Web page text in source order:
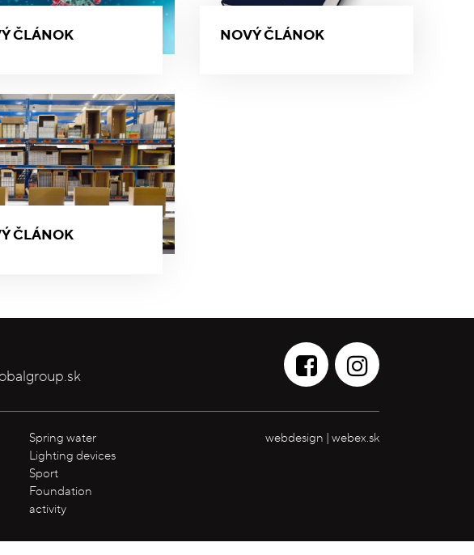
ČLÁNOK NOVÝ ČLÁNOK
ČLÁNOK
Spring water
Lighting devices
Sport
Foundation
activity
webdesign | webex.sk